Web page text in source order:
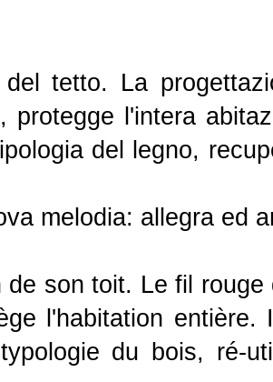
tetto. La
protegge l'intera
del legno,
melodia: allegra ed
de son toit. Le fil
l'habitation
du bois, ré-